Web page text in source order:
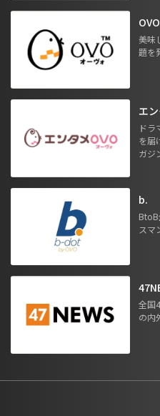
OVO
美味
題を
エ
ドラ
を届
ガジ
b.
スマ
全国
の内